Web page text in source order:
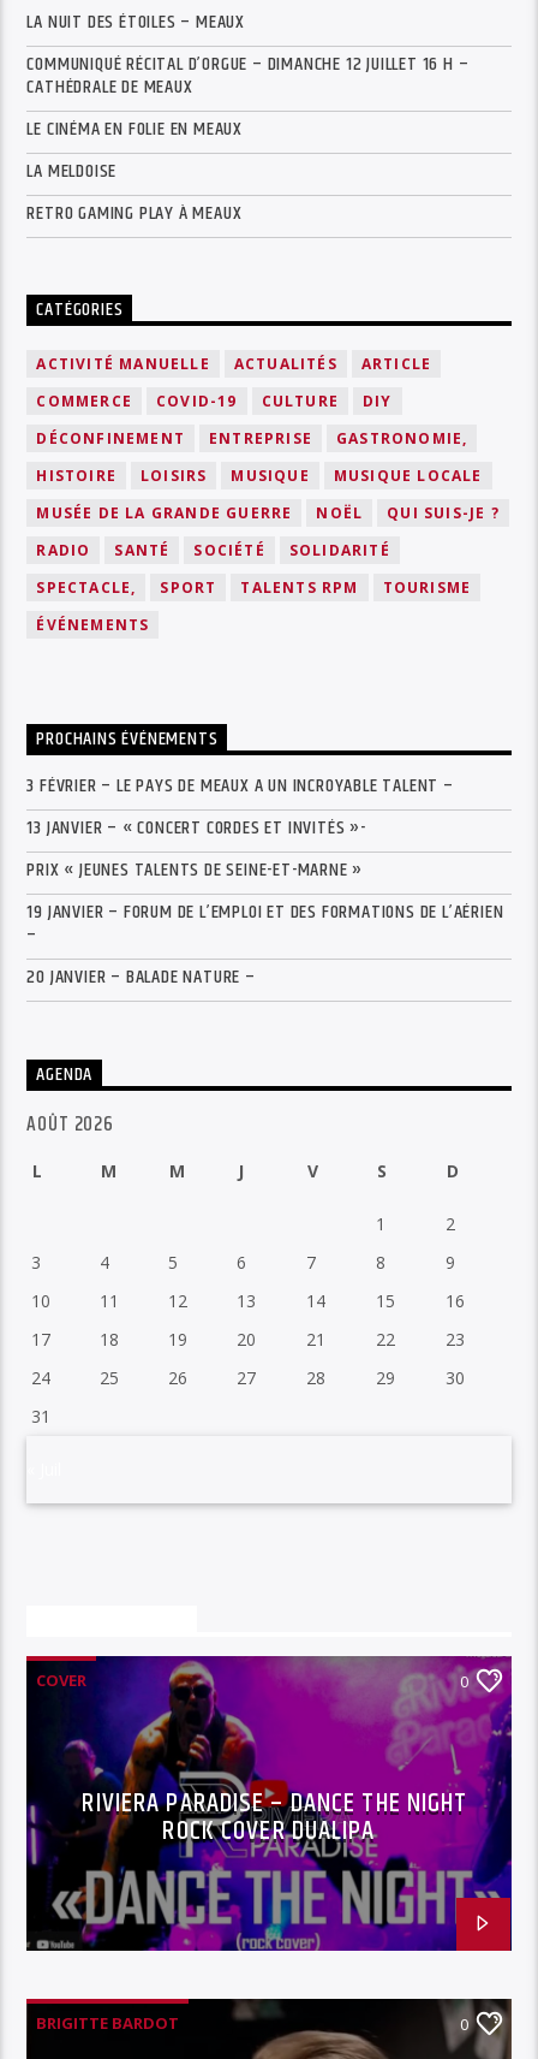
LA NUIT DES ÉTOILES – MEAUX
COMMUNIQUÉ RÉCITAL D’ORGUE – DIMANCHE 12 JUILLET 16 H –
CATHÉDRALE DE MEAUX
LE CINÉMA EN FOLIE EN MEAUX
LA MELDOISE
RETRO GAMING PLAY À MEAUX
CATÉGORIES
ACTIVITÉ MANUELLE ACTUALITÉS
ARTICLE
COMMERCE
COVID-19 CULTURE
DIY
DÉCONFINEMENT
ENTREPRISE
GASTRONOMIE,
HISTOIRE
LOISIRS MUSIQUE
MUSIQUE LOCALE
MUSÉE DE LA GRANDE GUERRE
NOËL
QUI SUIS-JE ?
RADIO
SANTÉ SOCIÉTÉ
SOLIDARITÉ
SPECTACLE,
SPORT TALENTS RPM
TOURISME
ÉVÉNEMENTS
PROCHAINS ÉVÉNEMENTS
3 FÉVRIER – LE PAYS DE MEAUX A UN INCROYABLE TALENT –
13 JANVIER – « CONCERT CORDES ET INVITÉS »-
PRIX « JEUNES TALENTS DE SEINE-ET-MARNE »
19 JANVIER – FORUM DE L’EMPLOI ET DES FORMATIONS DE L’AÉRIEN
–
20 JANVIER – BALADE NATURE –
AGENDA
AOÛT 2026
L M M J V S D
1
2
3
4 5 6 7 8
9
10
11 12 13 14 15
16
17
18 19 20 21 22
23
24
25 26 27 28 29
30
31
COVER 0
RIVIERA PARADISE – DANCE THE NIGHT
ROCK COVER DUALIPA
BRIGITTE BARDOT 0